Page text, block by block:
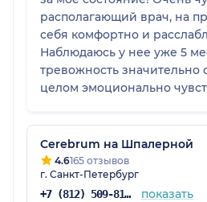
располагающий врач, на
себя комфортно и
Наблюдаюсь у нее уже 5
тревожность значительно
целом эмоционально
подробно рассказано о
получила ответы на все
Cerebrum на Шпалерной
4.6165 отзывов
г. Санкт-Петербург
+7 (812) 509-81-41 показать